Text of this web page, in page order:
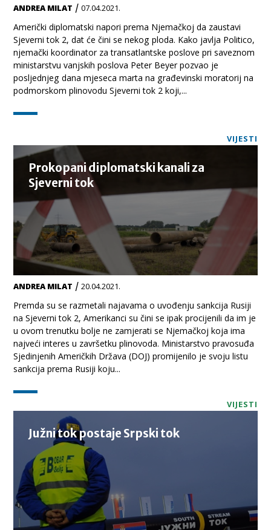
ANDREA MILAT /07.04.2021.
Američki diplomatski napori prema Njemačkoj da zaustavi
Sjeverni tok 2, dat će čini se nekog ploda. Kako javlja Politico,
njemački koordinator za transatlantske poslove pri saveznom
ministarstvu vanjskih poslova Peter Beyer pozvao je
posljednjeg dana mjeseca marta na građevinski moratorij na
podmorskom plinovodu Sjeverni tok 2 koji,...
VIJESTI
Prokopani diplomatski kanali za
Sjeverni tok
ANDREA MILAT /20.04.2021.
Premda su se razmetali najavama o uvođenju sankcija Rusiji
na Sjeverni tok 2, Amerikanci su čini se ipak procijenili da im je
u ovom trenutku bolje ne zamjerati se Njemačkoj koja ima
najveći interes u završetku plinovoda. Ministarstvo pravosuđa
Sjedinjenih Američkih Država (DOJ) promijenilo je svoju listu
sankcija prema Rusiji koju...
VIJESTI
Južni tok postaje Srpski tok